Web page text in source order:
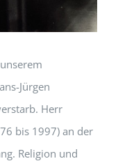
Jürgen
Herr
bis 1997) an der
Religion und